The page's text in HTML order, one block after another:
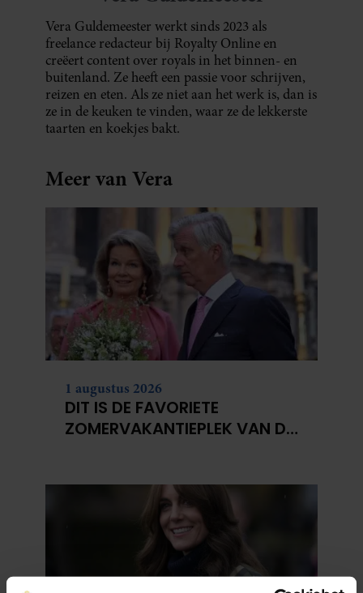
Vera Guldemeester werkt sinds 2023 als
freelance redacteur bij Royalty Online en
creëert content over royals in het binnen- en
buitenland. Ze heeft een passie voor schrijven,
reizen en eten. Als ze niet aan het werk is, dan is
ze in de keuken te vinden, waar ze de lekkerste
taarten en koekjes bakt.
Meer van Vera
1 augustus 2026
DIT IS DE FAVORIETE
ZOMERVAKANTIEPLEK VAN DE